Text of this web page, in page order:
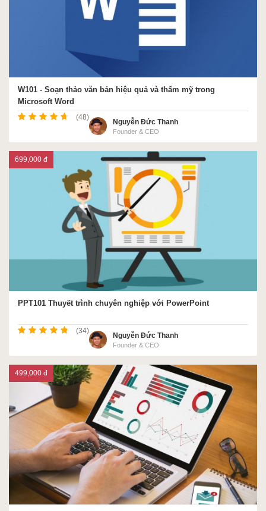
W101 - Soạn thảo văn bản hiệu quả và thẩm mỹ trong
Microsoft Word
(48)
Nguyễn Đức Thanh
Founder & CEO
PPT101 Thuyết trình chuyên nghiệp với PowerPoint
(34)
Nguyễn Đức Thanh
Founder & CEO
699,000 đ
499,000 đ